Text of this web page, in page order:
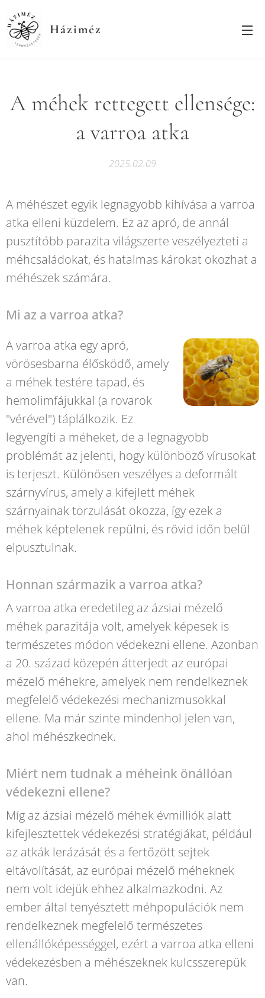
Háziméz
A méhek rettegett ellensége:
a varroa atka
2025.02.09
A méhészet egyik legnagyobb kihívása a varroa
atka elleni küzdelem. Ez az apró, de annál
pusztítóbb parazita világszerte veszélyezteti a
méhcsaládokat, és hatalmas károkat okozhat a
méhészek számára.
Mi az a varroa atka?
A varroa atka egy apró,
vörösesbarna élősködő, amely
a méhek testére tapad, és
hemolimfájukkal (a rovarok
"vérével") táplálkozik. Ez
legyengíti a méheket, de a legnagyobb
problémát az jelenti, hogy különböző vírusokat
is terjeszt. Különösen veszélyes a deformált
szárnyvírus, amely a kifejlett méhek
szárnyainak torzulását okozza, így ezek a
méhek képtelenek repülni, és rövid időn belül
elpusztulnak.
Honnan származik a varroa atka?
A varroa atka eredetileg az ázsiai mézelő
méhek parazitája volt, amelyek képesek is
természetes módon védekezni ellene. Azonban
a 20. század közepén átterjedt az európai
mézelő méhekre, amelyek nem rendelkeznek
megfelelő védekezési mechanizmusokkal
ellene. Ma már szinte mindenhol jelen van,
ahol méhészkednek.
Miért nem tudnak a méheink önállóan
védekezni ellene?
Míg az ázsiai mézelő méhek évmilliók alatt
kifejlesztettek védekezési stratégiákat, például
az atkák lerázását és a fertőzött sejtek
eltávolítását, az európai mézelő méheknek
nem volt idejük ehhez alkalmazkodni. Az
ember által tenyésztett méhpopulációk nem
rendelkeznek megfelelő természetes
ellenállóképességgel, ezért a varroa atka elleni
védekezésben a méhészeknek kulcsszerepük
van.